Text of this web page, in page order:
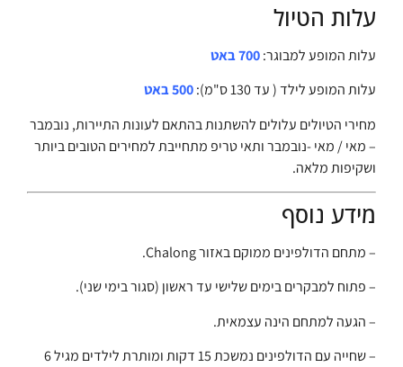
עלות הטיול
עלות המופע למבוגר:700 באט
עלות המופע לילד ( עד 130 ס"מ):
500באט
מחירי הטיולים עלולים להשתנות בהתאם לעונות התיירות, נובמבר
– מאי / מאי -נובמבר ותאי טריפ מתחייבת למחירים הטובים ביותר
ושקיפות מלאה.
מידע נוסף
– מתחם הדולפינים ממוקם באזור Chalong.
– פתוח למבקרים בימים שלישי עד ראשון (סגור בימי שני).
– הגעה למתחם הינה עצמאית.
– שחייה עם הדולפינים נמשכת 15 דקות ומותרת לילדים מגיל 6